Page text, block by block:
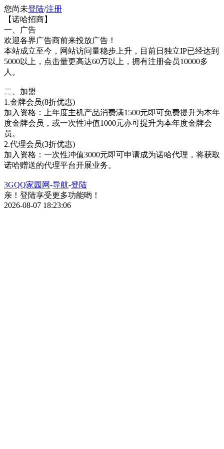
您尚未登陆/注册
【诺哈招商】
一、广告
欢迎各界广告商前来投放广告！
本站成立至今，网站访问量稳步上升，目前日独立IP已经达到
5000以上，点击量更高达60万以上，拥有注册会员10000多
人。
二、加盟
1.金牌会员(8折优惠)
加入资格：上年度主机产品消费满1500元即可免费提升为本年
度金牌会员，或一次性冲值1000元亦可提升为本年度金牌会
员。
2.代理会员(3折优惠)
加入资格：一次性冲值3000元即可申请成为诺哈代理，将获取
诺哈赠送的代理平台开展业务。
3GQQ家园网-导航-登陆
亲！登陆享受更多功能哟！
2026-08-07 18:23:06